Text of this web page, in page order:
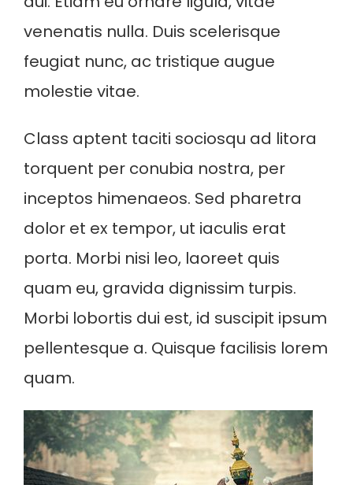
venenatis nulla. Duis scelerisque
feugiat nunc, ac tristique augue
molestie vitae.
Class aptent taciti sociosqu ad litora
torquent per conubia nostra, per
inceptos himenaeos. Sed pharetra
dolor et ex tempor, ut iaculis erat
porta. Morbi nisi leo, laoreet quis
quam eu, gravida dignissim turpis.
Morbi lobortis dui est, id suscipit ipsum
pellentesque a. Quisque facilisis lorem
quam.